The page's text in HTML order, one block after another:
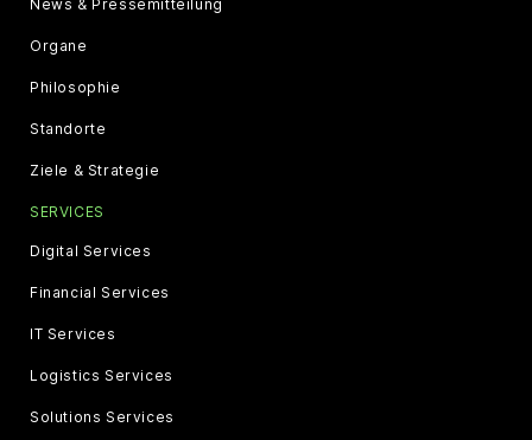
News & Pressemitteilung
Organe
Philosophie
Standorte
Ziele & Strategie
SERVICES
Digital Services
Financial Services
IT Services
Logistics Services
Solutions Services